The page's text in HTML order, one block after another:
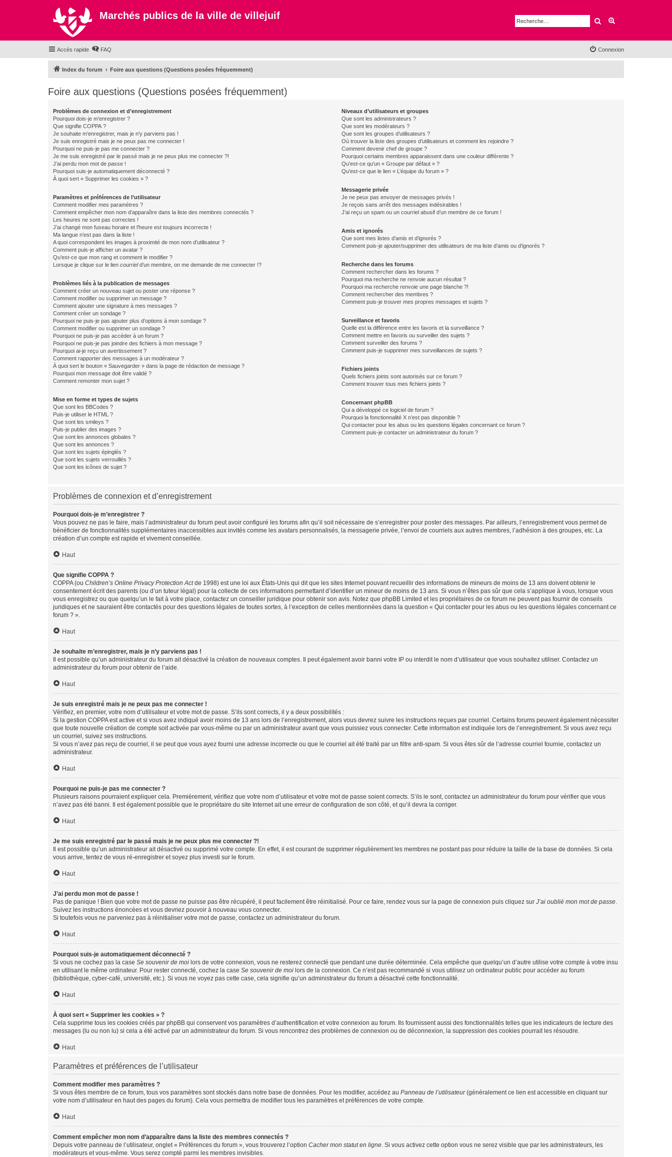
Marchés publics de la ville de villejuif Rechercher
Accès rapide FAQ Connexion
Index du forum Foire aux questions (Questions posées fréquemment)
Foire aux questions (Questions posées fréquemment)
Problèmes de connexion et d’enregistrement
Pourquoi dois-je m’enregistrer ?
Que signifie COPPA ?
Je souhaite m’enregistrer, mais je n’y parviens pas !
Je suis enregistré mais je ne peux pas me connecter !
Pourquoi ne puis-je pas me connecter ?
Je me suis enregistré par le passé mais je ne peux plus me connecter ?!
J’ai perdu mon mot de passe !
Pourquoi suis-je automatiquement déconnecté ?
À quoi sert « Supprimer les cookies » ?
Paramètres et préférences de l’utilisateur
Comment modifier mes paramètres ?
Comment empêcher mon nom d’apparaître dans la liste des membres connectés ?
Les heures ne sont pas correctes !
J’ai changé mon fuseau horaire et l’heure est toujours incorrecte !
Ma langue n’est pas dans la liste !
A quoi correspondent les images à proximité de mon nom d’utilisateur ?
Comment puis-je afficher un avatar ?
Qu’est-ce que mon rang et comment le modifier ?
Lorsque je clique sur le lien courrield’un membre, on me demande de me connecter !?
Problèmes liés à la publication de messages
Comment créer un nouveau sujet ou poster une réponse ?
Comment modifier ou supprimer un message ?
Comment ajouter une signature à mes messages ?
Comment créer un sondage ?
Pourquoi ne puis-je pas ajouter plus d’options à mon sondage ?
Comment modifier ou supprimer un sondage ?
Pourquoi ne puis-je pas accéder à un forum ?
Pourquoi ne puis-je pas joindre des fichiers à mon message ?
Pourquoi ai-je reçu un avertissement ?
Comment rapporter des messages à un modérateur ?
À quoi sert le bouton « Sauvegarder » dans la page de rédaction de message ?
Pourquoi mon message doit être validé ?
Comment remonter mon sujet ?
Mise en forme et types de sujets
Que sont les BBCodes ?
Puis-je utiliser le HTML ?
Que sont les smileys ?
Puis-je publier des images ?
Que sont les annonces globales ?
Que sont les annonces ?
Que sont les sujets épinglés ?
Que sont les sujets verrouillés ?
Que sont les icônes de sujet ?
Niveaux d’utilisateurs et groupes
Que sont les administrateurs ?
Que sont les modérateurs ?
Que sont les groupes d’utilisateurs ?
Où trouver la liste des groupes d’utilisateurs et comment les rejoindre ?
Comment devenir chef de groupe ?
Pourquoi certains membres apparaissent dans une couleur différente ?
Qu’est-ce qu’un « Groupe par défaut » ?
Qu’est-ce que le lien « L’équipe du forum » ?
Messagerie privée
Je ne peux pas envoyer de messages privés !
Je reçois sans arrêt des messages indésirables !
J’ai reçu un spam ou un courriel abusif d’un membre de ce forum !
Amis et ignorés
Que sont mes listes d’amis et d’ignorés ?
Comment puis-je ajouter/supprimer des utilisateurs de ma liste d’amis ou d’ignorés ?
Recherche dans les forums
Comment rechercher dans les forums ?
Pourquoi ma recherche ne renvoie aucun résultat ?
Pourquoi ma recherche renvoie une page blanche ?!
Comment rechercher des membres ?
Comment puis-je trouver mes propres messages et sujets ?
Surveillance et favoris
Quelle est la différence entre les favoris et la surveillance ?
Comment mettre en favoris ou surveiller des sujets ?
Comment surveiller des forums ?
Comment puis-je supprimer mes surveillances de sujets ?
Fichiers joints
Quels fichiers joints sont autorisés sur ce forum ?
Comment trouver tous mes fichiers joints ?
Concernant phpBB
Qui a développé ce logiciel de forum ?
Pourquoi la fonctionnalité X n’est pas disponible ?
Qui contacter pour les abus ou les questions légales concernant ce forum ?
Comment puis-je contacter un administrateur du forum ?
Problèmes de connexion et d’enregistrement
Pourquoi dois-je m’enregistrer ?
Vous pouvez ne pas le faire, mais l’administrateur du forum peut avoir configuré les forums afin qu’il soit nécessaire de s’enregistrer pour poster des messages. Par ailleurs, l’enregistrement vous permet de
bénéficier de fonctionnalités supplémentaires inaccessibles aux invités comme les avatars personnalisés, la messagerie privée, l’envoi de courriels aux autres membres, l’adhésion à des groupes, etc. La
création d’un compte est rapide et vivement conseillée.
Haut
Que signifie COPPA ?
COPPA (ou Children’s Online Privacy Protection Actde 1998) est une loi aux États-Unis qui dit que les sites Internet pouvant recueillir des informations de mineurs de moins de 13 ans doivent obtenir le
consentement écrit des parents (ou d’un tuteur légal) pour la collecte de ces informations permettant d’identifier un mineur de moins de 13 ans. Si vous n’êtes pas sûr que cela s’applique à vous, lorsque vous
vous enregistrez ou que quelqu’un le fait à votre place, contactez un conseiller juridique pour obtenir son avis. Notez que phpBB Limited et les propriétaires de ce forum ne peuvent pas fournir de conseils
juridiques et ne sauraient être contactés pour des questions légales de toutes sortes, à l’exception de celles mentionnées dans la question « Qui contacter pour les abus ou les questions légales concernant ce
forum ? ».
Haut
Je souhaite m’enregistrer, mais je n’y parviens pas !
Il est possible qu’un administrateur du forum ait désactivé la création de nouveaux comptes. Il peut également avoir banni votre IP ou interdit le nom d’utilisateur que vous souhaitez utiliser. Contactez un
administrateur du forum pour obtenir de l’aide.
Haut
Je suis enregistré mais je ne peux pas me connecter !
Vérifiez, en premier, votre nom d’utilisateur et votre mot de passe. S’ils sont corrects, il y a deux possibilités :
Si la gestion COPPA est active et si vous avez indiqué avoir moins de 13 ans lors de l’enregistrement, alors vous devrez suivre les instructions reçues par courriel. Certains forums peuvent également nécessiter
que toute nouvelle création de compte soit activée par vous-même ou par un administrateur avant que vous puissiez vous connecter. Cette information est indiquée lors de l’enregistrement. Si vous avez reçu
un courriel, suivez ses instructions.
Si vous n’avez pas reçu de courriel, il se peut que vous ayez fourni une adresse incorrecte ou que le courriel ait été traité par un filtre anti-spam. Si vous êtes sûr de l’adresse courriel fournie, contactez un
administrateur.
Haut
Pourquoi ne puis-je pas me connecter ?
Plusieurs raisons pourraient expliquer cela. Premièrement, vérifiez que votre nom d’utilisateur et votre mot de passe soient corrects. S’ils le sont, contactez un administrateur du forum pour vérifier que vous
n’avez pas été banni. Il est également possible que le propriétaire du site Internet ait une erreur de configuration de son côté, et qu’il devra la corriger.
Haut
Je me suis enregistré par le passé mais je ne peux plus me connecter ?!
Il est possible qu’un administrateur ait désactivé ou supprimé votre compte. En effet, il est courant de supprimer régulièrement les membres ne postant pas pour réduire la taille de la base de données. Si cela
vous arrive, tentez de vous ré-enregistrer et soyez plus investi sur le forum.
Haut
J’ai perdu mon mot de passe !
Pas de panique ! Bien que votre mot de passe ne puisse pas être récupéré, il peut facilement être réinitialisé. Pour ce faire, rendez vous sur la page de connexion puis cliquez sur J’ai oublié mon mot de passe.
Suivez les instructions énoncées et vous devriez pouvoir à nouveau vous connecter.
Si toutefois vous ne parveniez pas à réinitialiser votre mot de passe, contactez un administrateur du forum.
Haut
Pourquoi suis-je automatiquement déconnecté ?
Si vous ne cochez pas la case Se souvenir de moi lors de votre connexion, vous ne resterez connecté que pendant une durée déterminée. Cela empêche que quelqu’un d’autre utilise votre compte à votre insu
en utilisant le même ordinateur. Pour rester connecté, cochez la case Se souvenir de moi lors de la connexion. Ce n’est pas recommandé si vous utilisez un ordinateur public pour accéder au forum
(bibliothèque, cyber-café, université, etc.). Si vous ne voyez pas cette case, cela signifie qu’un administrateur du forum a désactivé cette fonctionnalité.
Haut
À quoi sert « Supprimer les cookies » ?
Cela supprime tous les cookies créés par phpBB qui conservent vos paramètres d’authentification et votre connexion au forum. Ils fournissent aussi des fonctionnalités telles que les indicateurs de lecture des
messages (lu ou non lu) si cela a été activé par un administrateur du forum. Si vous rencontrez des problèmes de connexion ou de déconnexion, la suppression des cookies pourrait les résoudre.
Haut
Paramètres et préférences de l’utilisateur
Comment modifier mes paramètres ?
Si vous êtes membre de ce forum, tous vos paramètres sont stockés dans notre base de données. Pour les modifier, accédez au Panneau de l’utilisateur(généralement ce lien est accessible en cliquant sur
votre nom d’utilisateur en haut des pages du forum). Cela vous permettra de modifier tous les paramètres et préférences de votre compte.
Haut
Comment empêcher mon nom d’apparaître dans la liste des membres connectés ?
Depuis votre panneau de l’utilisateur, onglet « Préférences du forum », vous trouverez l’option Cacher mon statut en ligne. Si vous activez cette option vous ne serez visible que par les administrateurs, les
modérateurs et vous-même. Vous serez compté parmi les membres invisibles.